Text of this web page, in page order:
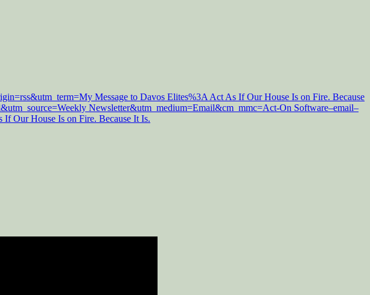
Message to Davos Elites%3A Act As If Our House Is on Fire. Because
Newsletter&utm_medium=Email&cm_mmc=Act-On Software–email–
Our House Is on Fire. Because It Is.